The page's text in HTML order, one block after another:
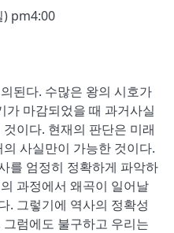
) pm4:00
된다. 수많은 왕의 시호가
마감되었을 때 과거사실
이다. 현재의 판단은 미래
사실만이 가능한 것이다.
를 엄정히 정확하게 파악하
과정에서 왜곡이 일어날
. 그렇기에 역사의 정확성
럼에도 불구하고 우리는